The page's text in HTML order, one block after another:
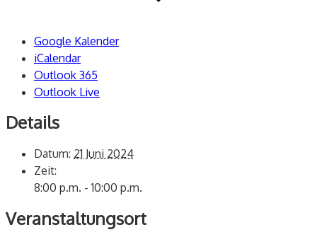
Google Kalender
iCalendar
Outlook 365
Outlook Live
Details
Datum: 21 Juni 2024
Zeit:
8:00 p.m. - 10:00 p.m.
Veranstaltungsort